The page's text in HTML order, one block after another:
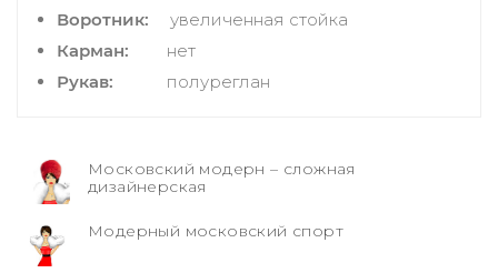
Воротник:
увеличенная стойка
Карман:
нет
Рукав:
полуреглан
Московский модерн – сложная
дизайнерская
Модерный московский спорт